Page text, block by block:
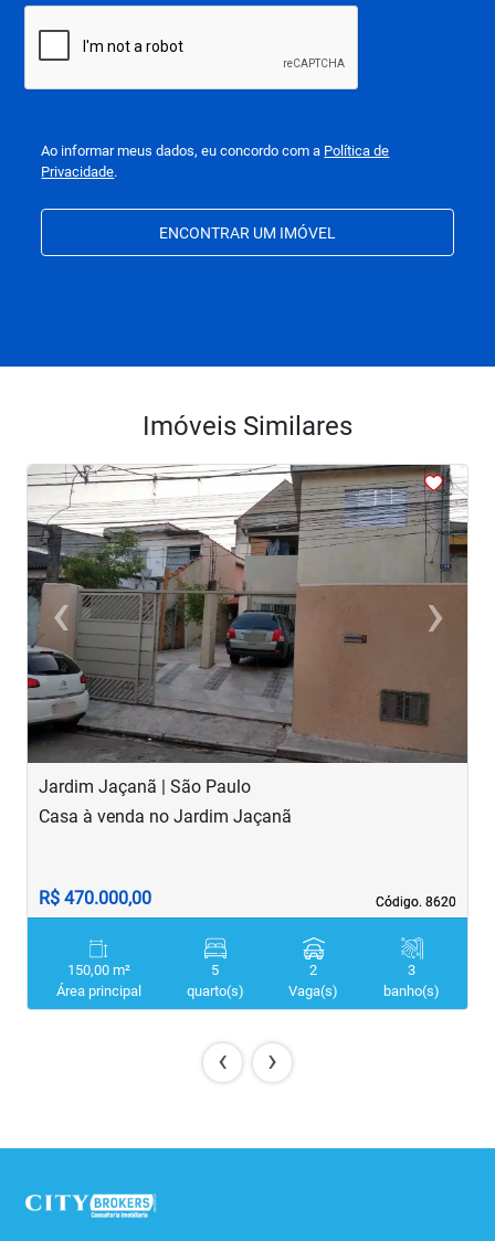
Ao informar meus dados, eu concordo com a Política de
Privacidade.
ENCONTRAR UM IMÓVEL
Imóveis Similares
<<<<
‹Previous ›
Next
Jardim Jaçanã | São Paulo
Código. 8620
Código. 8620
Casa à venda no Jardim Jaçanã
R$ 470.000,00
150,00 m²
Área principal
5
quarto(s)
2
Vaga(s)
3
banho(s)
‹ ›